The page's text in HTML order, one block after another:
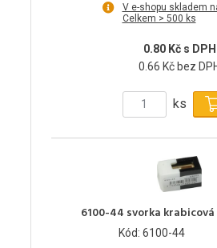
V e-shopu skladem
Celkem > 500 ks
0.80 Kč s DPH
0.66 Kč bez
ks
6100-44 svorka krabicová
Kód: 6100-44